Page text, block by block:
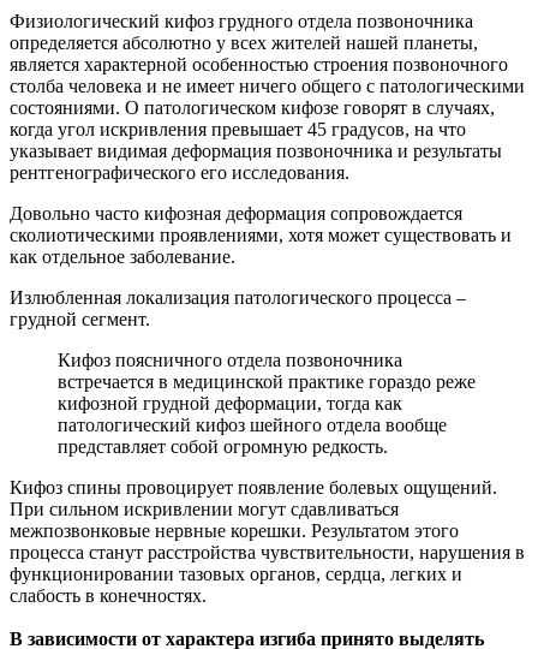
Физиологический кифоз грудного отдела позвоночника
определяется абсолютно у всех жителей нашей планеты,
является характерной особенностью строения позвоночного
столба человека и не имеет ничего общего с патологическими
состояниями. О патологическом кифозе говорят в случаях,
когда угол искривления превышает 45 градусов, на что
указывает видимая деформация позвоночника и результаты
рентгенографического его исследования.
Довольно часто кифозная деформация сопровождается
сколиотическими проявлениями, хотя может существовать и
как отдельное заболевание.
Излюбленная локализация патологического процесса –
грудной сегмент.
Кифоз поясничного отдела позвоночника
встречается в медицинской практике гораздо реже
кифозной грудной деформации, тогда как
патологический кифоз шейного отдела вообще
представляет собой огромную редкость.
Кифоз спины провоцирует появление болевых ощущений.
При сильном искривлении могут сдавливаться
межпозвонковые нервные корешки. Результатом этого
процесса станут расстройства чувствительности, нарушения в
функционировании тазовых органов, сердца, легких и
слабость в конечностях.
В зависимости от характера изгиба принято выделять